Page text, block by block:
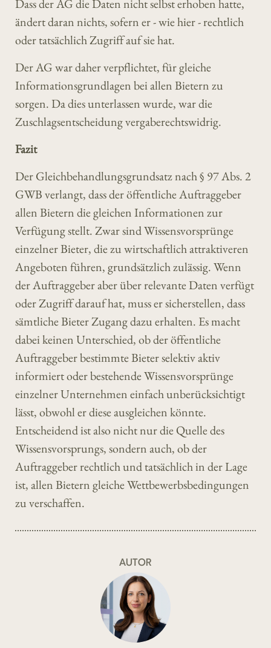
Dass der AG die Daten nicht selbst erhoben hatte,
ändert daran nichts, sofern er - wie hier - rechtlich
oder tatsächlich Zugriff auf sie hat.
Der AG war daher verpflichtet, für gleiche
Informationsgrundlagen bei allen Bietern zu
sorgen. Da dies unterlassen wurde, war die
Zuschlagsentscheidung vergaberechtswidrig.
Fazit
Der Gleichbehandlungsgrundsatz nach § 97 Abs. 2
GWB verlangt, dass der öffentliche Auftraggeber
allen Bietern die gleichen Informationen zur
Verfügung stellt. Zwar sind Wissensvorsprünge
einzelner Bieter, die zu wirtschaftlich attraktiveren
Angeboten führen, grundsätzlich zulässig. Wenn
der Auftraggeber aber über relevante Daten verfügt
oder Zugriff darauf hat, muss er sicherstellen, dass
sämtliche Bieter Zugang dazu erhalten. Es macht
dabei keinen Unterschied, ob der öffentliche
Auftraggeber bestimmte Bieter selektiv aktiv
informiert oder bestehende Wissensvorsprünge
einzelner Unternehmen einfach unberücksichtigt
lässt, obwohl er diese ausgleichen könnte.
Entscheidend ist also nicht nur die Quelle des
Wissensvorsprungs, sondern auch, ob der
Auftraggeber rechtlich und tatsächlich in der Lage
ist, allen Bietern gleiche Wettbewerbsbedingungen
zu verschaffen.
AUTOR